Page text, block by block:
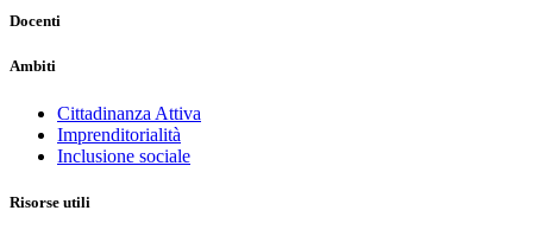
Docenti
Ambiti
Cittadinanza Attiva
Imprenditorialità
Inclusione sociale
Risorse utili